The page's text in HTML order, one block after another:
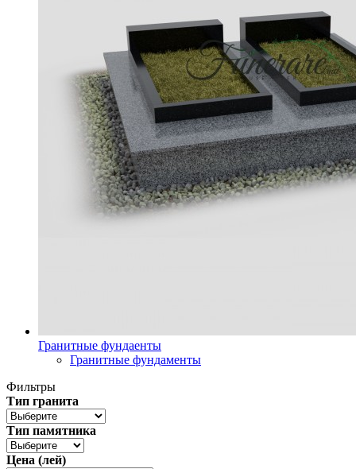
Гранитные фундаенты
Гранитные фундаменты
Фильтры
Тип гранита
Тип памятника
Цена (лей)